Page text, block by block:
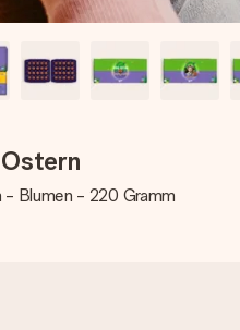
- Blumen - 220 Gramm